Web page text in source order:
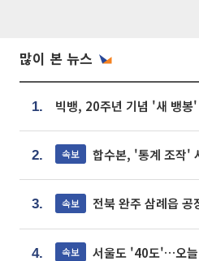
많이 본 뉴스
1.
2. 속보 합수본, '통계 조작' 서울·경기
3. 속보 전북 완주 삼례읍 공
4. 속보 서울도 '40도'…오